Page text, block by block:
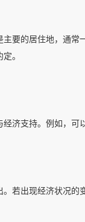
要的居住地，通
。
济支持。例如，可
若出现经济状况的